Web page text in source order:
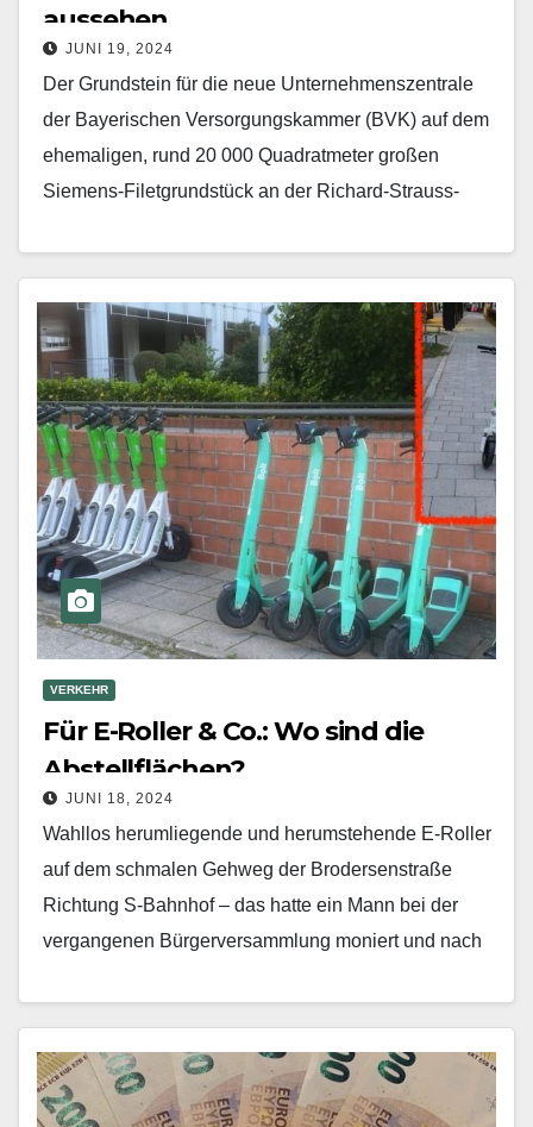
aussehen
JUNI 19, 2024
Der Grundstein für die neue Unternehmenszentrale
der Bayerischen Versorgungskammer (BVK) auf dem
ehemaligen, rund 20 000 Quadratmeter großen
Siemens-Filetgrundstück an der Richard-Strauss-
Mehr erfahren
VERKEHR
Für E-Roller & Co.: Wo sind die
Abstellflächen?
JUNI 18, 2024
Wahllos herumliegende und herumstehende E-Roller
auf dem schmalen Gehweg der Brodersenstraße
Richtung S-Bahnhof – das hatte ein Mann bei der
vergangenen Bürgerversammlung moniert und nach
Mehr erfahren